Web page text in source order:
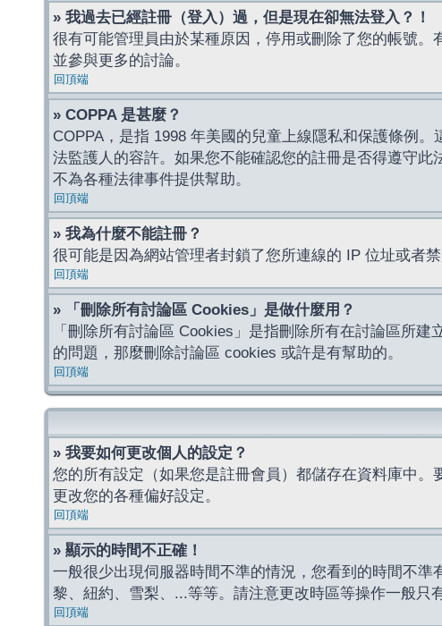
» 我過去已經註冊（登入）過，但是現在卻無法登入？！
很有可能管理員由於某種原因，停用或刪除了您的帳號
並參與更多的討論。
回頂端
» COPPA 是甚麼？
COPPA，是指 1998 年美國的兒童上線隱私和保護條例
法監護人的容許。如果您不能確認您的註冊是否得遵守
不為各種法律事件提供幫助。
回頂端
» 我為什麼不能註冊？
很可能是因為網站管理者封鎖了您所連線的 IP 位址或者
回頂端
» 「刪除所有討論區 Cookies」是做什麼用？
「刪除所有討論區 Cookies」是指刪除所有在討論區所
的問題，那麼刪除討論區 cookies 或許是有幫助的。
回頂端
» 我要如何更改個人的設定？
您的所有設定（如果您是註冊會員）都儲存在資料庫中。
更改您的各種偏好設定。
回頂端
» 顯示的時間不正確！
一般很少出現伺服器時間不準的情況，您看到的時間不
黎、紐約、雪梨、...等等。請注意更改時區等操作一般只
回頂端